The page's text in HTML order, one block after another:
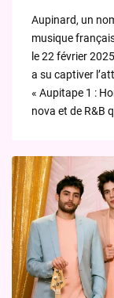
Aupinard, un
musique
le 22 février
a su captiver
« Aupitape 1 :
nova et de R&B